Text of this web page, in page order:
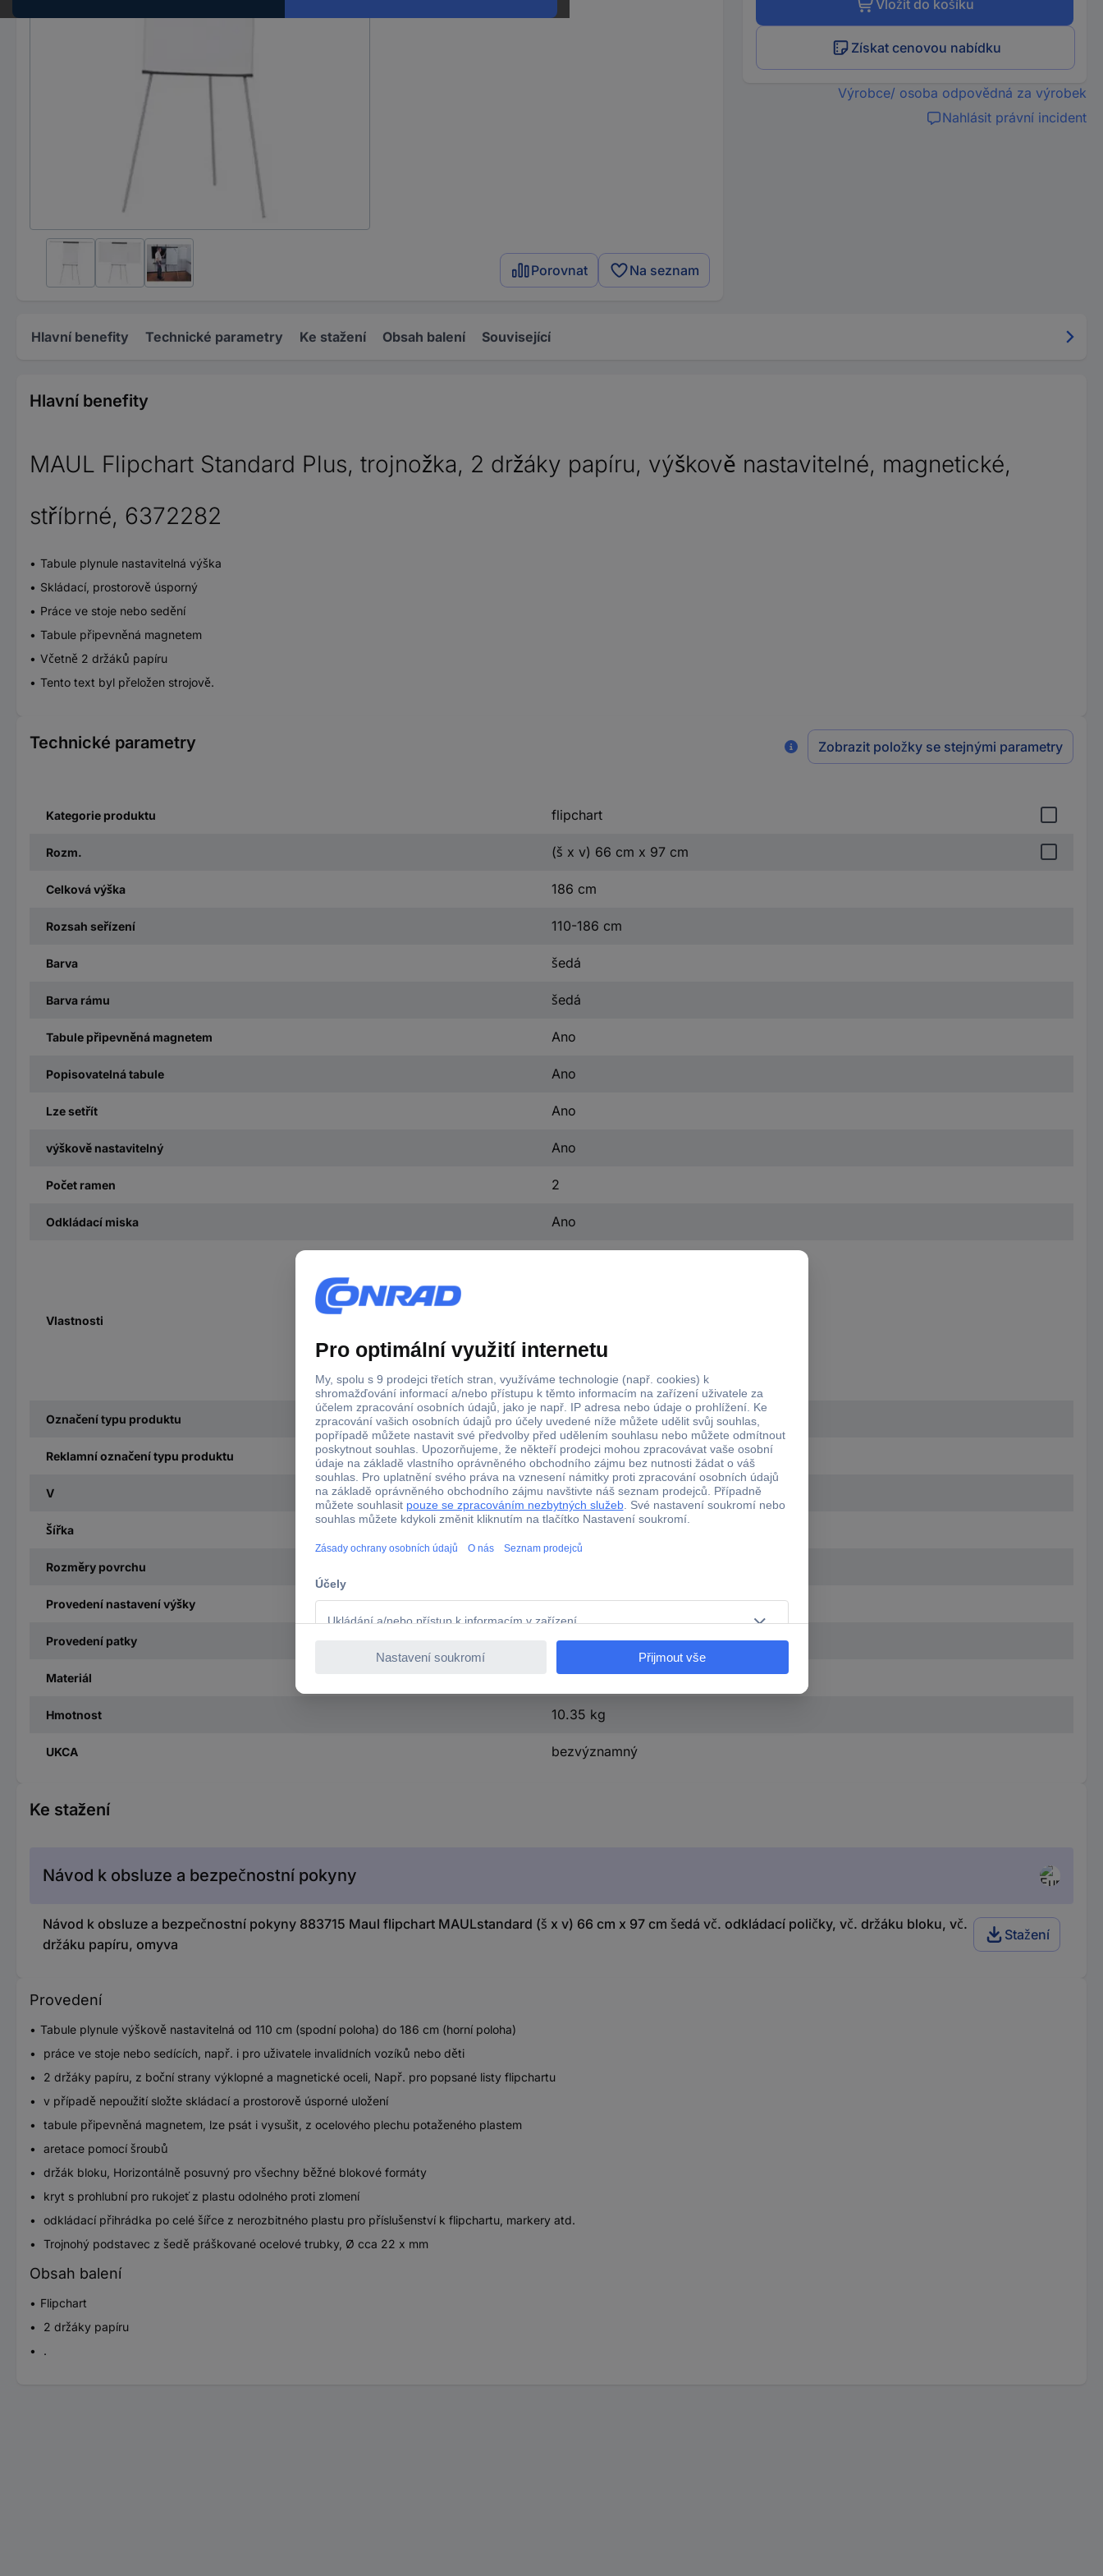
Porovnat Na seznam
Vložit do košíku
Získat cenovou nabídku
Výrobce/ osoba odpovědná za výrobek
Nahlásit právní incident
Hlavní benefity Technické parametry Ke stažení Obsah balení Související
Hlavní benefity
MAUL Flipchart Standard Plus, trojnožka, 2 držáky papíru, výškově nastavitelné, magnetické,
stříbrné, 6372282
Tabule plynule nastavitelná výška
Skládací, prostorově úsporný
Práce ve stoje nebo sedění
Tabule připevněná magnetem
Včetně 2 držáků papíru
Tento text byl přeložen strojově.
Technické parametry Zobrazit položky se stejnými parametry
Kategorie produktu flipchart
Rozm. (š x v) 66 cm x 97 cm
Celková výška 186 cm
Rozsah seřízení 110-186 cm
Barva šedá
Barva rámu šedá
Tabule připevněná magnetem Ano
Popisovatelná tabule Ano
Lze setřít Ano
výškově nastavitelný Ano
Počet ramen 2
Odkládací miska Ano
Vlastnosti
popisovatelný
magnetický
výškově nastavitelný
Označení typu produktu MAULstandard
Reklamní označení typu produktu Flipchart MAULstandard
V 97 cm
Šířka
Rozměry povrchu
Provedení nastavení výšky plynulé
Provedení patky třínohý stativ
Materiál Aluminium/Stahl
Hmotnost 10.35 kg
UKCA bezvýznamný
Ke stažení
Návod k obsluze a bezpečnostní pokyny
Návod k obsluze a bezpečnostní pokyny 883715 Maul flipchart MAULstandard (š x v) 66 cm x 97 cm šedá vč. odkládací poličky, vč. držáku bloku, vč.
držáku papíru, omyva
Stažení
Provedení
Tabule plynule výškově nastavitelná od 110 cm (spodní poloha) do 186 cm (horní poloha)
práce ve stoje nebo sedících, např. i pro uživatele invalidních vozíků nebo děti
2 držáky papíru, z boční strany výklopné a magnetické oceli, Např. pro popsané listy flipchartu
v případě nepoužití složte skládací a prostorově úsporné uložení
tabule připevněná magnetem, lze psát i vysušit, z ocelového plechu potaženého plastem
aretace pomocí šroubů
držák bloku, Horizontálně posuvný pro všechny běžné blokové formáty
kryt s prohlubní pro rukojeť z plastu odolného proti zlomení
odkládací přihrádka po celé šířce z nerozbitného plastu pro příslušenství k flipchartu, markery atd.
Trojnohý podstavec z šedě práškované ocelové trubky, Ø cca 22 x mm
Obsah balení
Flipchart
2 držáky papíru
.